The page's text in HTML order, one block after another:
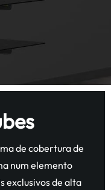
de cobertura de
num elemento
exclusivos de alta